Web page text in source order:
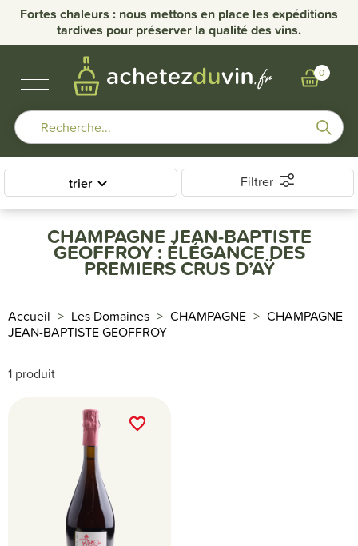
Fortes chaleurs : nous mettons en place les expéditions
tardives pour préserver la qualité des vins.
0
VINS DE BOURGOGNE
NOS DOMAINES
AUTRES RÉGIONS
BULLES & SPIRITUEUX
trier Filtrer
Accueil Les Domaines CHAMPAGNE
CHAMPAGNE
JEAN-BAPTISTE GEOFFROY
CHAMPAGNE JEAN-BAPTISTE
GEOFFROY : ÉLÉGANCE DES
PREMIERS CRUS D’AŸ
1 produit
favorite_border
favorite_border